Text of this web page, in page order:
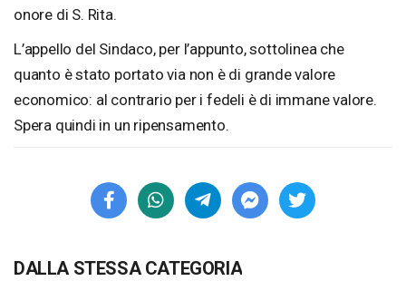
onore di S. Rita.
L’appello del Sindaco, per l’appunto, sottolinea che
quanto è stato portato via non è di grande valore
economico: al contrario per i fedeli è di immane valore.
Spera quindi in un ripensamento.
DALLA STESSA CATEGORIA